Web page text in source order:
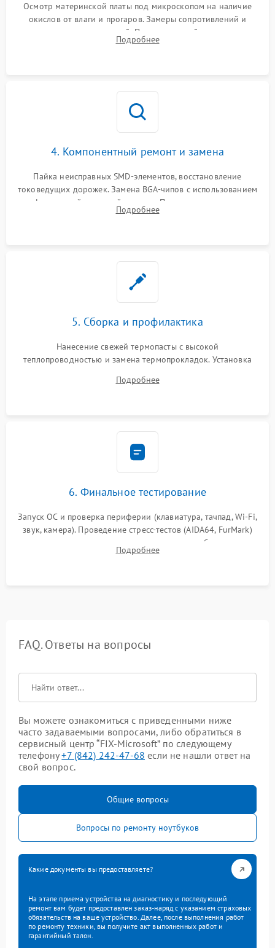
Осмотр материнской платы под микроскопом на наличие
окислов от влаги и прогаров. Замеры сопротивлений и
дежурных напряжений. Проверка цепей питания,
мультиконтроллера, процессора и видеочипа.
Подробнее
4. Компонентный ремонт и замена
Пайка неисправных SMD-элементов, восстановление
токоведущих дорожек. Замена BGA-чипов с использованием
инфракрасной паяльной станции. Прошивка микросхемы
BIOS или замена поврежденных портов USB
Подробнее
5. Сборка и профилактика
Нанесение свежей термопасты с высокой
теплопроводностью и замена термопрокладок. Установка
шлейфов, модулей памяти и накопителей. Предварительная
Подробнее
6. Финальное тестирование
Запуск ОС и проверка периферии (клавиатура, тачпад, Wi-Fi,
звук, камера). Проведение стресс-тестов (AIDA64, FurMark)
для контроля температурного режима и стабильности
системы под пиковой нагрузкой.
Подробнее
FAQ. Ответы на вопросы
Вы можете ознакомиться с приведенными ниже
часто задаваемыми вопросами, либо обратиться в
сервисный центр “FIX-Microsoft” по следующему
телефону+7 (842) 242-47-68 если не нашли ответ на
свой вопрос.
Общие вопросы
Вопросы по ремонту ноутбуков
Какие документы вы предоставляете?
На этапе приема устройства на диагностику и последующий
ремонт вам будет предоставлен заказ-наряд с указанием страховых
обязательств на ваше устройство. Далее, после выполнения работ
по ремонту техники, вы получите акт выполненных работ и
гарантийный талон.